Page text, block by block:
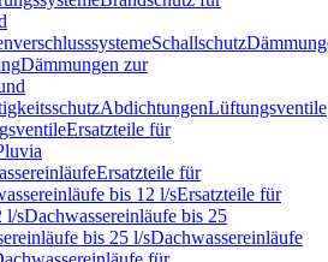
Schallschutz
Dämmungen zur
AbdichtungenLüftungsventile
Ersatzteile für
Ersatzteile für
bis 12 l/sErsatzteile für
l/sDachwassereinläufe bis 25
bis 25 l/sDachwassereinläufe